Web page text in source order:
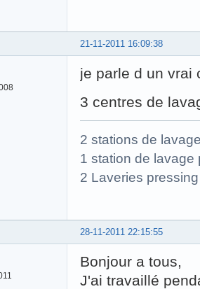
21-11-2011 16:09:38
je parle d un vrai
3 centres de
2 stations de
1 station de lavage
2 Laveries pressing
28-11-2011 22:15:55
Bonjour a tous,
J'ai travaillé